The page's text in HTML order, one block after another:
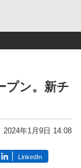
プン。新チ
2024年1月9日 14:08
LinkedIn